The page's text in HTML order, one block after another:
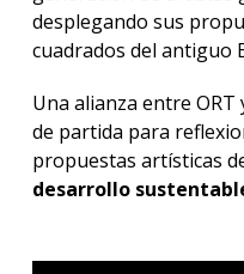
desplegando sus
cuadrados del antiguo
Una alianza entre
de partida para
propuestas artísticas
desarrollo